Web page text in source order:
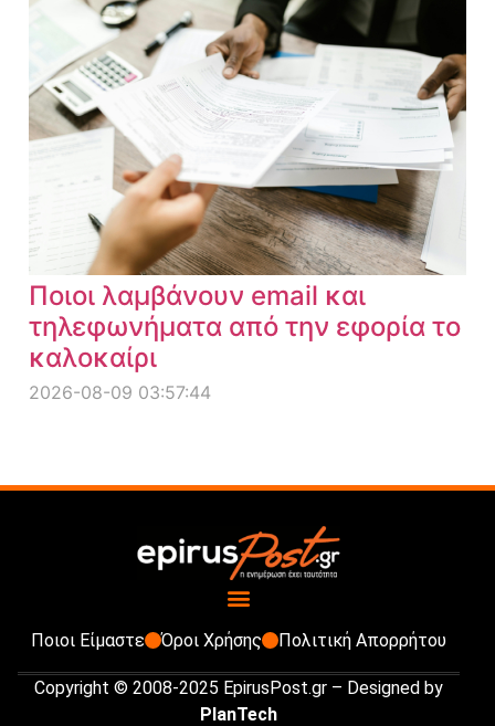
Ποιοι λαμβάνουν email και
τηλεφωνήματα από την εφορία το
καλοκαίρι
2026-08-09 03:57:44
Ποιοι Είμαστε Όροι Χρήσης Πολιτική Απορρήτου
Copyright © 2008-2025 EpirusPost.gr – Designed by
PlanTech